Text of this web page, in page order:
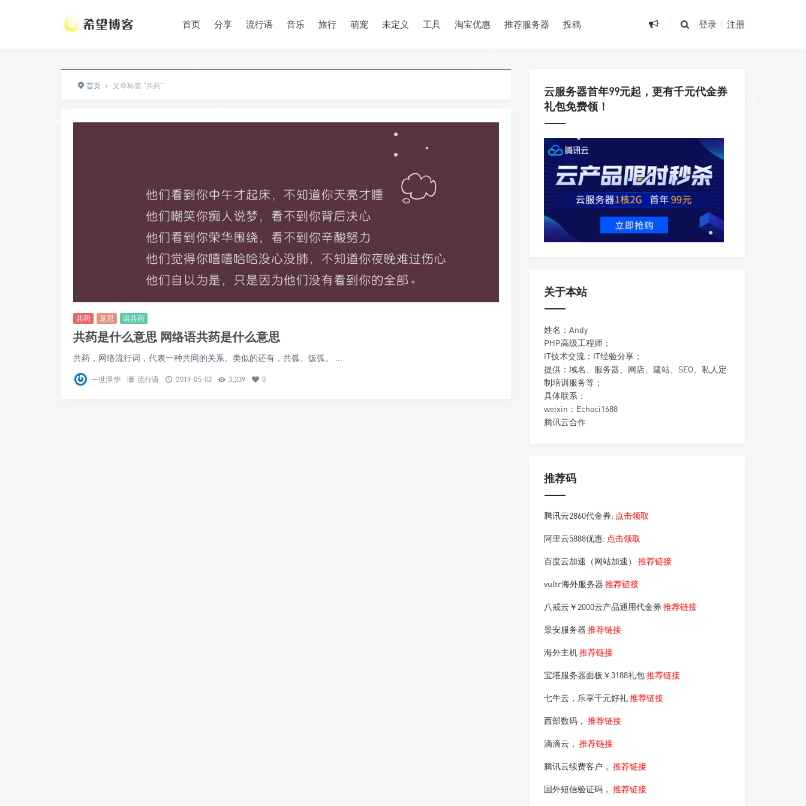
首页 分享 流行语 音乐 旅行 萌宠 未定义 工具 淘宝优惠 推荐服务器 投稿 登录 注册
首页 › 文章标签 "共药"
共药 意思 语共药
共药是什么意思 网络语共药是什么意思
共药，网络流行词，代表一种共同的关系。类似的还有，共弧、饭弧。 ...
一世浮华 流行语 2019-05-02 3,239 0
云服务器首年99元起，更有千元代金券
礼包免费领！
关于本站
姓名：Andy
PHP高级工程师；
IT技术交流；IT经验分享；
提供：域名、服务器、网店、建站、SEO、私人定
制培训服务等；
具体联系：
weixin：Echoci1688
腾讯云合作
推荐码
腾讯云2860代金券: 点击领取
阿里云5888优惠: 点击领取
百度云加速（网站加速）推荐链接
vultr海外服务器推荐链接
八戒云￥2000云产品通用代金券推荐链接
景安服务器推荐链接
海外主机推荐链接
宝塔服务器面板￥3188礼包推荐链接
七牛云，乐享千元好礼推荐链接
西部数码，推荐链接
滴滴云，推荐链接
腾讯云续费客户，推荐链接
国外短信验证码，推荐链接
•
•
•
•